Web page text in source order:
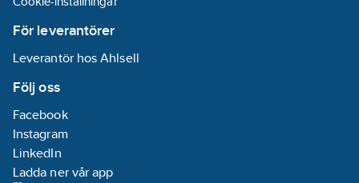
För leverantörer
Leverantör hos Ahlsell
Följ oss
Facebook
Instagram
LinkedIn
Ladda ner vår app